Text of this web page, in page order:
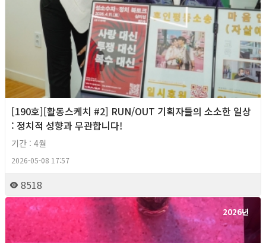
[190호][활동스케치 #2] RUN/OUT 기획자들의 소소한 일상
: 정치적 성향과 무관합니다!
기간 : 4월
2026-05-08 17:57
8518
2026년